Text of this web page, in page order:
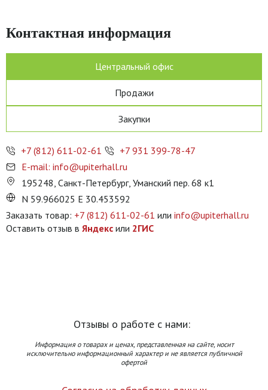
Контактная информация
Центральный офис
Продажи
Закупки
+7 (812) 611-02-61
+7 931 399-78-47
E-mail: info@upiterhall.ru
195248, Санкт-Петербург, Уманский пер. 68 к1
N 59.966025 E 30.453592
Заказать товар: +7 (812) 611-02-61 или info@upiterhall.ru
Оставить отзыв в Яндекс или 2ГИС
Отзывы о работе с нами:
Информация о товарах и ценах, представленная на сайте, носит
исключительно информационный характер и не является публичной
офертой